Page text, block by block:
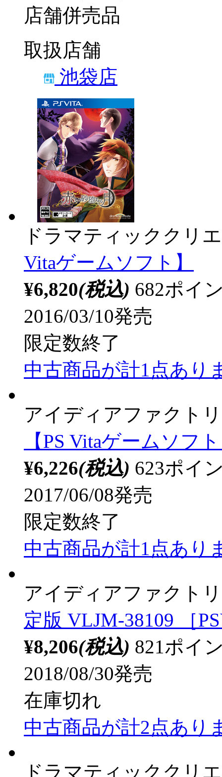
店舗併売品
取扱店舗
池袋店
ドラマティッククリ
Vitaゲームソフト】
¥6,820(税込) 682ポイ
2016/03/10発売
限定数終了
中古商品が計1点あり
アイディアファクト
【PS Vitaゲームソフ
2017/06/08発売
限定数終了
中古商品が計1点あり